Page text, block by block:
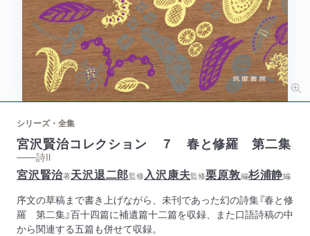
シリーズ・全集
宮沢賢治コレクション ７ 春と修羅 第二集
——詩Ⅱ
宮沢賢治著天沢退二郎監修入沢康夫監修栗原敦編杉浦静編
序文の草稿まで書き上げながら、未刊であった幻の詩集『春と修
羅 第二集』百十四篇に補遺篇十二篇を収録、また口語詩稿の中
から関連する五篇も併せて収録。